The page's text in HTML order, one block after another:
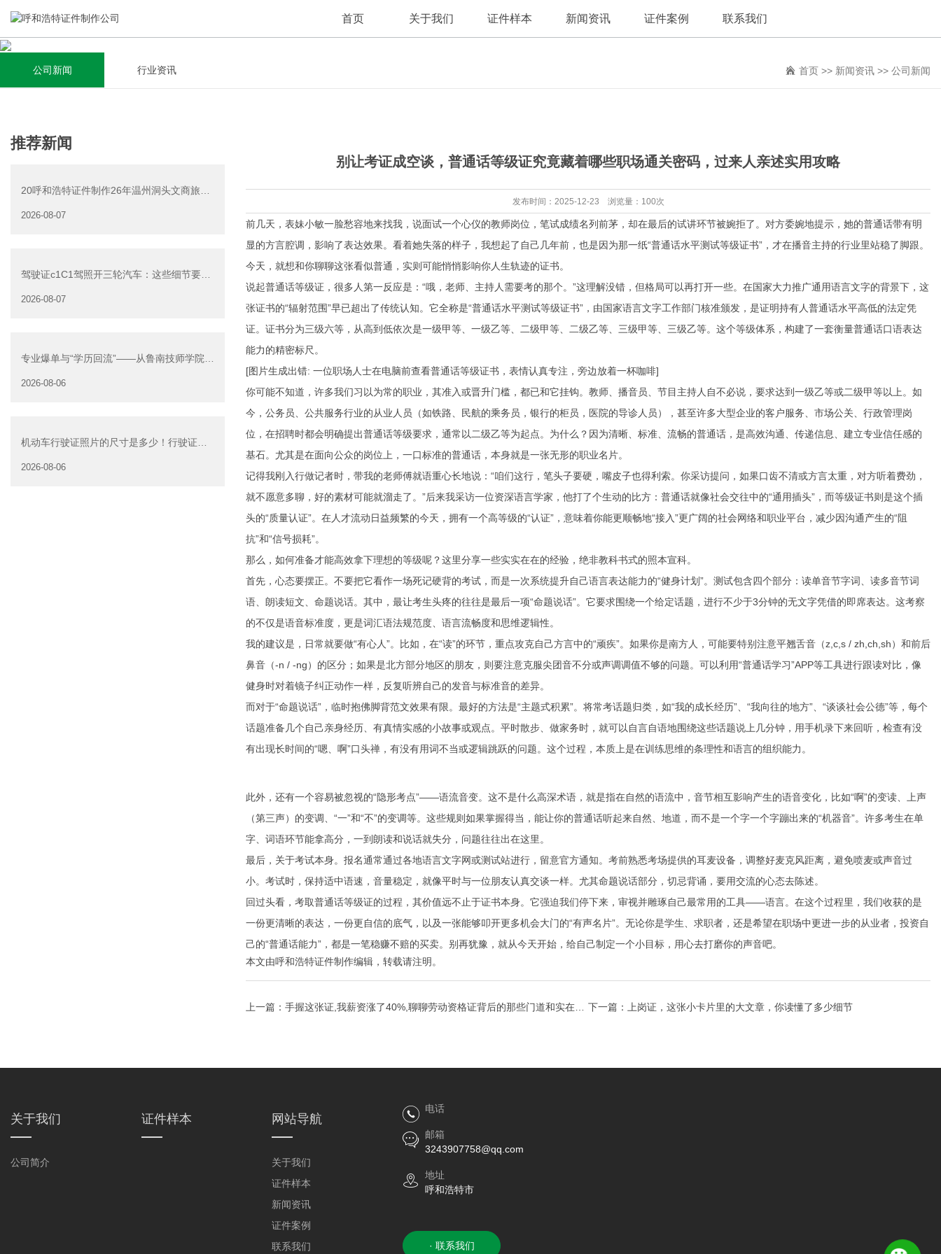
首页 关于我们
关于我们
集研发，设计，制造，安装于一体，多元化的定制需求，为上
千家企业提供过专业定制服务！
查看详情
证件样本 新闻资讯
新闻资讯
全自动流水线规模化生产，准时按期交货，年生产能力超过
40W万方米以上，拥有遍布全国的商务合作伙伴和较为完善的
查看详情
行业资讯
证件案例 联系我们
公司新闻 行业资讯 首页 >> 新闻资讯 >> 公司新闻
推荐新闻
20呼和浩特证件制作26年温州洞头文商旅游
2026-08-07
驾驶证c1C1驾照开三轮汽车：这些细节要注
2026-08-07
专业爆单与“学历回流”——从鲁南技师学院透
2026-08-06
机动车行驶证照片的尺寸是多少！行驶证照
2026-08-06
别让考证成空谈，普通话等级证究竟藏着哪些职场通关密码，过来人亲述实用攻略
发布时间：2025-12-23 浏览量：100次
前几天，表妹小敏一脸愁容地来找我，说面试一个心仪的教师岗位，笔试成绩名列前茅，却在最后的试讲环节被婉拒了。对方委婉地提示，她的普通话带有明
显的方言腔调，影响了表达效果。看着她失落的样子，我想起了自己几年前，也是因为那一纸“普通话水平测试等级证书”，才在播音主持的行业里站稳了脚跟。
今天，就想和你聊聊这张看似普通，实则可能悄悄影响你人生轨迹的证书。
说起普通话等级证，很多人第一反应是：“哦，老师、主持人需要考的那个。”这理解没错，但格局可以再打开一些。在国家大力推广通用语言文字的背景下，这
张证书的“辐射范围”早已超出了传统认知。它全称是“普通话水平测试等级证书”，由国家语言文字工作部门核准颁发，是证明持有人普通话水平高低的法定凭
证。证书分为三级六等，从高到低依次是一级甲等、一级乙等、二级甲等、二级乙等、三级甲等、三级乙等。这个等级体系，构建了一套衡量普通话口语表达
能力的精密标尺。
[图片生成出错: 一位职场人士在电脑前查看普通话等级证书，表情认真专注，旁边放着一杯咖啡]
你可能不知道，许多我们习以为常的职业，其准入或晋升门槛，都已和它挂钩。教师、播音员、节目主持人自不必说，要求达到一级乙等或二级甲等以上。如
今，公务员、公共服务行业的从业人员（如铁路、民航的乘务员，银行的柜员，医院的导诊人员），甚至许多大型企业的客户服务、市场公关、行政管理岗
位，在招聘时都会明确提出普通话等级要求，通常以二级乙等为起点。为什么？因为清晰、标准、流畅的普通话，是高效沟通、传递信息、建立专业信任感的
基石。尤其是在面向公众的岗位上，一口标准的普通话，本身就是一张无形的职业名片。
记得我刚入行做记者时，带我的老师傅就语重心长地说：“咱们这行，笔头子要硬，嘴皮子也得利索。你采访提问，如果口齿不清或方言太重，对方听着费劲，
就不愿意多聊，好的素材可能就溜走了。”后来我采访一位资深语言学家，他打了个生动的比方：普通话就像社会交往中的“通用插头”，而等级证书则是这个插
头的“质量认证”。在人才流动日益频繁的今天，拥有一个高等级的“认证”，意味着你能更顺畅地“接入”更广阔的社会网络和职业平台，减少因沟通产生的“阻
抗”和“信号损耗”。
那么，如何准备才能高效拿下理想的等级呢？这里分享一些实实在在的经验，绝非教科书式的照本宣科。
首先，心态要摆正。不要把它看作一场死记硬背的考试，而是一次系统提升自己语言表达能力的“健身计划”。测试包含四个部分：读单音节字词、读多音节词
语、朗读短文、命题说话。其中，最让考生头疼的往往是最后一项“命题说话”。它要求围绕一个给定话题，进行不少于3分钟的无文字凭借的即席表达。这考察
的不仅是语音标准度，更是词汇语法规范度、语言流畅度和思维逻辑性。
我的建议是，日常就要做“有心人”。比如，在“读”的环节，重点攻克自己方言中的“顽疾”。如果你是南方人，可能要特别注意平翘舌音（z,c,s / zh,ch,sh）和前后
鼻音（-n / -ng）的区分；如果是北方部分地区的朋友，则要注意克服尖团音不分或声调调值不够的问题。可以利用“普通话学习”APP等工具进行跟读对比，像
健身时对着镜子纠正动作一样，反复听辨自己的发音与标准音的差异。
而对于“命题说话”，临时抱佛脚背范文效果有限。最好的方法是“主题式积累”。将常考话题归类，如“我的成长经历”、“我向往的地方”、“谈谈社会公德”等，每个
话题准备几个自己亲身经历、有真情实感的小故事或观点。平时散步、做家务时，就可以自言自语地围绕这些话题说上几分钟，用手机录下来回听，检查有没
有出现长时间的“嗯、啊”口头禅，有没有用词不当或逻辑跳跃的问题。这个过程，本质上是在训练思维的条理性和语言的组织能力。
此外，还有一个容易被忽视的“隐形考点”——语流音变。这不是什么高深术语，就是指在自然的语流中，音节相互影响产生的语音变化，比如“啊”的变读、上声
（第三声）的变调、“一”和“不”的变调等。这些规则如果掌握得当，能让你的普通话听起来自然、地道，而不是一个字一个字蹦出来的“机器音”。许多考生在单
字、词语环节能拿高分，一到朗读和说话就失分，问题往往出在这里。
最后，关于考试本身。报名通常通过各地语言文字网或测试站进行，留意官方通知。考前熟悉考场提供的耳麦设备，调整好麦克风距离，避免喷麦或声音过
小。考试时，保持适中语速，音量稳定，就像平时与一位朋友认真交谈一样。尤其命题说话部分，切忌背诵，要用交流的心态去陈述。
回过头看，考取普通话等级证的过程，其价值远不止于证书本身。它强迫我们停下来，审视并雕琢自己最常用的工具——语言。在这个过程里，我们收获的是
一份更清晰的表达，一份更自信的底气，以及一张能够叩开更多机会大门的“有声名片”。无论你是学生、求职者，还是希望在职场中更进一步的从业者，投资自
己的“普通话能力”，都是一笔稳赚不赔的买卖。别再犹豫，就从今天开始，给自己制定一个小目标，用心去打磨你的声音吧。
本文由呼和浩特证件制作编辑，转载请注明。
上一篇： 手握这张证,我薪资涨了40%,聊聊劳动资格证背后的那些门道和实在好 下一篇： 上岗证，这张小卡片里的大文章，你读懂了多少细节
关于我们
公司简介
证件样本 网站导航
关于我们
证件样本
新闻资讯
证件案例
联系我们
电话
邮箱
3243907758@qq.com
地址
呼和浩特市
· 联系我们